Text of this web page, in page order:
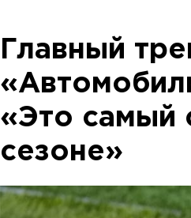
Главный
«Это самый
сезоне»